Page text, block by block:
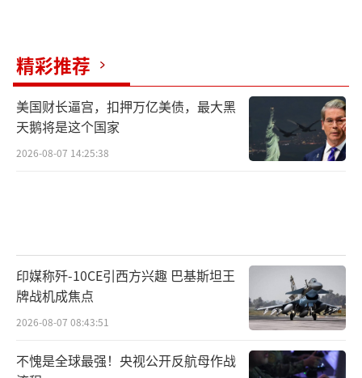
精彩推荐
美国财长逼宫，扣押万亿美债，最大黑
天鹅将是这个国家
2026-08-07 14:25:38
印媒称歼-10CE引西方兴趣 巴基斯坦王
牌战机成焦点
2026-08-07 08:43:51
不愧是全球最强！央视公开反航母作战